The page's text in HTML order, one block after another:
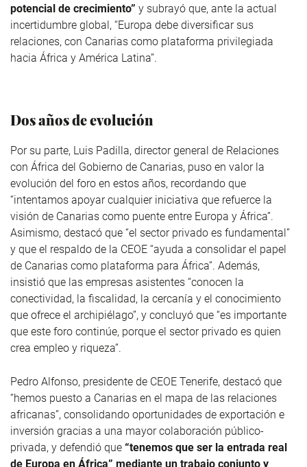
potencial de crecimiento” y subrayó que, ante la actual
incertidumbre global, “Europa debe diversificar sus
relaciones, con Canarias como plataforma privilegiada
hacia África y América Latina”.
Dos años de evolución
Por su parte, Luis Padilla, director general de Relaciones
con África del Gobierno de Canarias, puso en valor la
evolución del foro en estos años, recordando que
“intentamos apoyar cualquier iniciativa que refuerce la
visión de Canarias como puente entre Europa y África”.
Asimismo, destacó que “el sector privado es fundamental”
y que el respaldo de la CEOE “ayuda a consolidar el papel
de Canarias como plataforma para África”. Además,
insistió que las empresas asistentes “conocen la
conectividad, la fiscalidad, la cercanía y el conocimiento
que ofrece el archipiélago”, y concluyó que “es importante
que este foro continúe, porque el sector privado es quien
crea empleo y riqueza”.
Pedro Alfonso, presidente de CEOE Tenerife, destacó que
“hemos puesto a Canarias en el mapa de las relaciones
africanas”, consolidando oportunidades de exportación e
inversión gracias a una mayor colaboración público-
privada, y defendió que “tenemos que ser la entrada real
de Europa en África” mediante un trabajo conjunto y